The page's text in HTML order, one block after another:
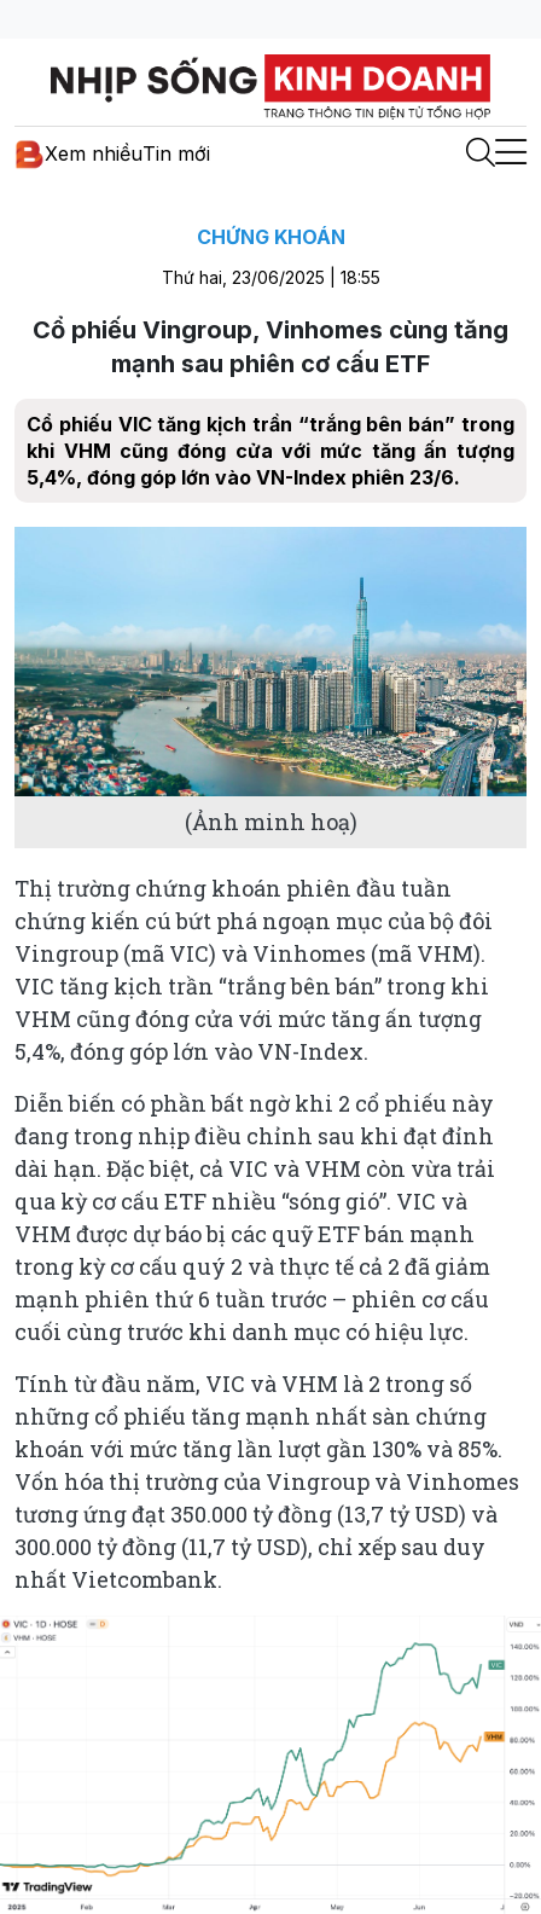
Xem nhiềuTin mới
CHỨNG KHOÁN
Thứ hai, 23/06/2025 | 18:55
Cổ phiếu Vingroup, Vinhomes cùng tăng
mạnh sau phiên cơ cấu ETF
Cổ phiếu VIC tăng kịch trần “trắng bên bán” trong
khi VHM cũng đóng cửa với mức tăng ấn tượng
5,4%, đóng góp lớn vào VN-Index phiên 23/6.
(Ảnh minh hoạ)
Thị trường chứng khoán phiên đầu tuần
chứng kiến cú bứt phá ngoạn mục của bộ đôi
Vingroup (mã VIC) và Vinhomes (mã VHM).
VIC tăng kịch trần “trắng bên bán” trong khi
VHM cũng đóng cửa với mức tăng ấn tượng
5,4%, đóng góp lớn vào VN-Index.
Diễn biến có phần bất ngờ khi 2 cổ phiếu này
đang trong nhịp điều chỉnh sau khi đạt đỉnh
dài hạn. Đặc biệt, cả VIC và VHM còn vừa trải
qua kỳ cơ cấu ETF nhiều “sóng gió”. VIC và
VHM được dự báo bị các quỹ ETF bán mạnh
trong kỳ cơ cấu quý 2 và thực tế cả 2 đã giảm
mạnh phiên thứ 6 tuần trước – phiên cơ cấu
cuối cùng trước khi danh mục có hiệu lực.
Tính từ đầu năm, VIC và VHM là 2 trong số
những cổ phiếu tăng mạnh nhất sàn chứng
khoán với mức tăng lần lượt gần 130% và 85%.
Vốn hóa thị trường của Vingroup và Vinhomes
tương ứng đạt 350.000 tỷ đồng (13,7 tỷ USD) và
300.000 tỷ đồng (11,7 tỷ USD), chỉ xếp sau duy
nhất Vietcombank.